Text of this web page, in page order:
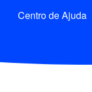
Centro de Ajuda